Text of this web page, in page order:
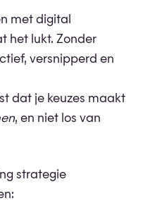
met digital
het lukt. Zonder
versnipperd en
dat je keuzes maakt
, en niet los van
strategie